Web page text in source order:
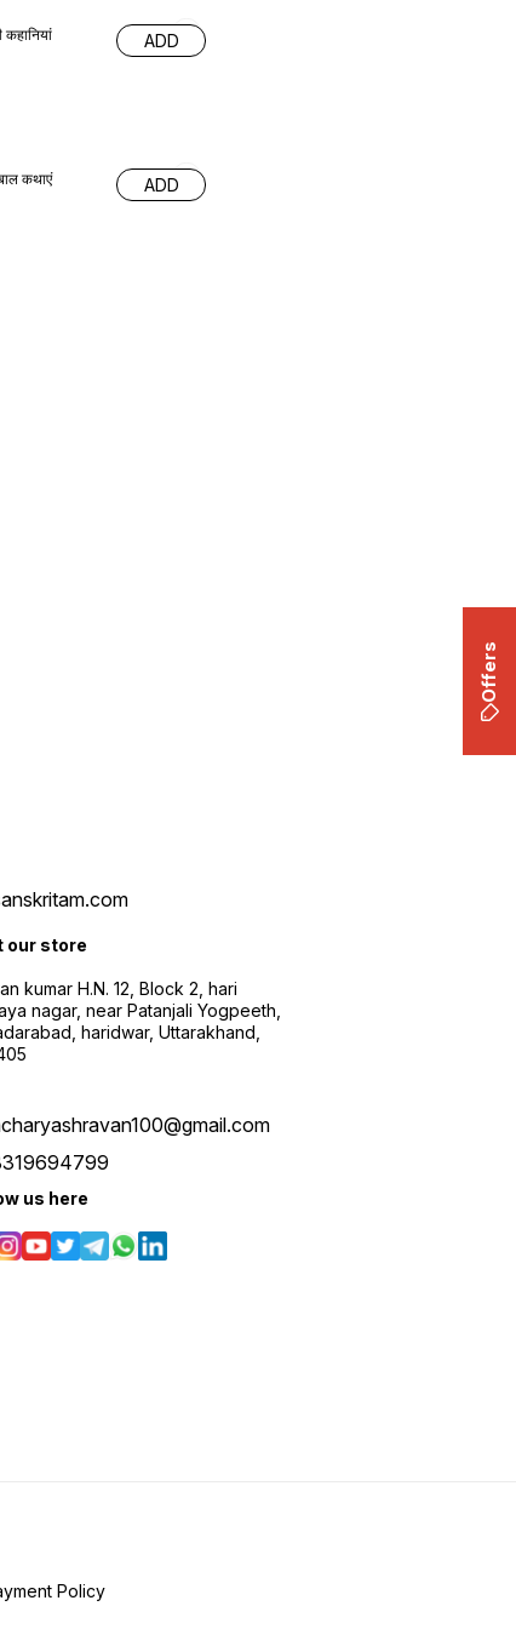
कहानियां ADD
कथाएं ADD
our store
kumar H.N. 12, Block 2, hari
nagar, near Patanjali Yogpeeth,
haridwar, Uttarakhand,
us here
Policy
Offers